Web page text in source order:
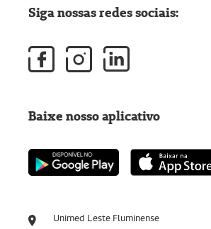
Unimed Leste Fluminense
Siga nossas redes sociais:
Baixe nosso aplicativo